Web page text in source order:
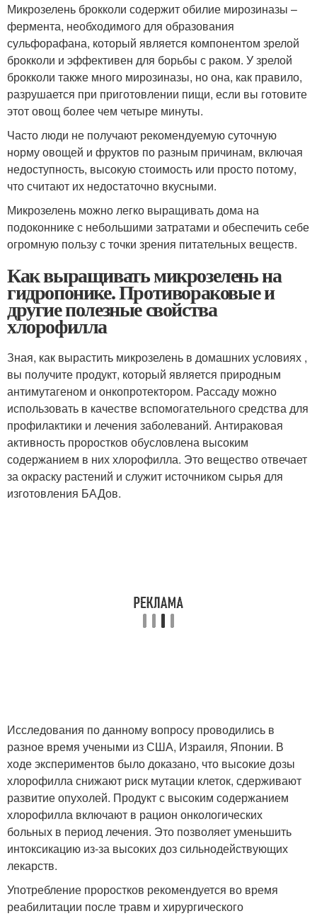
Микрозелень брокколи содержит обилие мирозиназы –
фермента, необходимого для образования
сульфорафана, который является компонентом зрелой
брокколи и эффективен для борьбы с раком. У зрелой
брокколи также много мирозиназы, но она, как правило,
разрушается при приготовлении пищи, если вы готовите
этот овощ более чем четыре минуты.
Часто люди не получают рекомендуемую суточную
норму овощей и фруктов по разным причинам, включая
недоступность, высокую стоимость или просто потому,
что считают их недостаточно вкусными.
Микрозелень можно легко выращивать дома на
подоконнике с небольшими затратами и обеспечить себе
огромную пользу с точки зрения питательных веществ.
Как выращивать микрозелень на
гидропонике. Противораковые и
другие полезные свойства
хлорофилла
Зная, как вырастить микрозелень в домашних условиях ,
вы получите продукт, который является природным
антимутагеном и онкопротектором. Рассаду можно
использовать в качестве вспомогательного средства для
профилактики и лечения заболеваний. Антираковая
активность проростков обусловлена высоким
содержанием в них хлорофилла. Это вещество отвечает
за окраску растений и служит источником сырья для
изготовления БАДов.
Исследования по данному вопросу проводились в
разное время учеными из США, Израиля, Японии. В
ходе экспериментов было доказано, что высокие дозы
хлорофилла снижают риск мутации клеток, сдерживают
развитие опухолей. Продукт с высоким содержанием
хлорофилла включают в рацион онкологических
больных в период лечения. Это позволяет уменьшить
интоксикацию из-за высоких доз сильнодействующих
лекарств.
Употребление проростков рекомендуется во время
реабилитации после травм и хирургического